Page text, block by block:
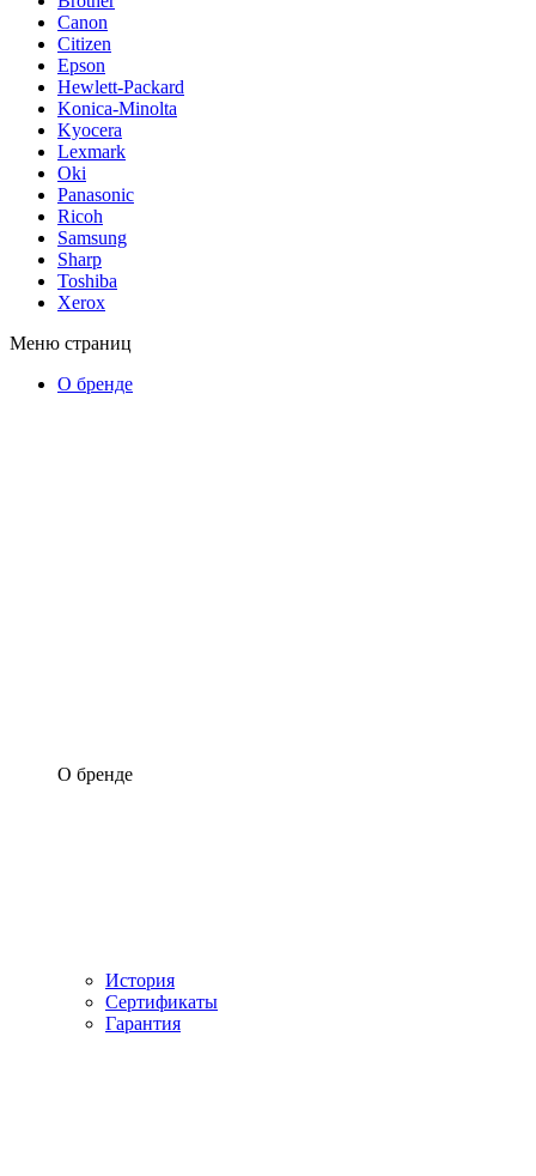
Canon
Citizen
Epson
Hewlett-Packard
Konica-Minolta
Kyocera
Lexmark
Oki
Panasonic
Ricoh
Samsung
Sharp
Toshiba
Xerox
Меню страниц
О бренде
О бренде
История
Сертификаты
Гарантия